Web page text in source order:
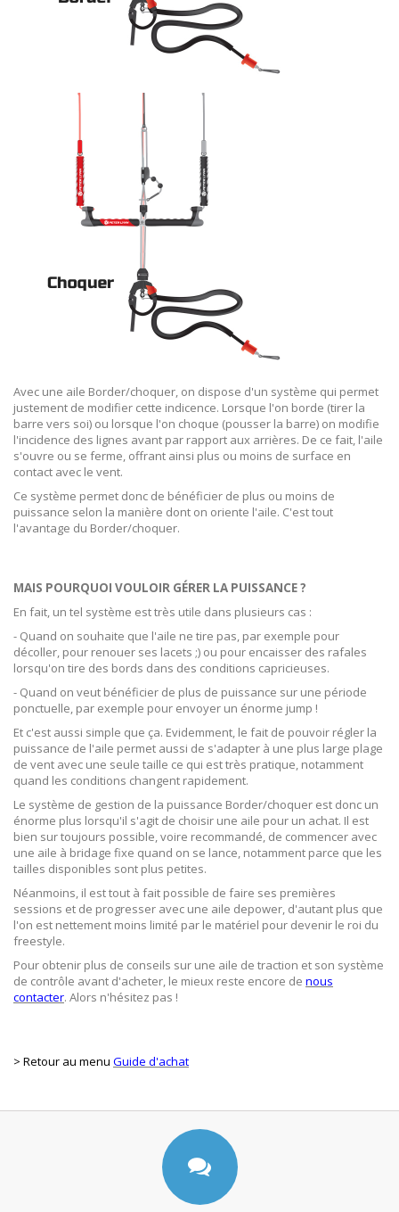
Avec une aile Border/choquer, on dispose d'un système qui permet
justement de modifier cette indicence. Lorsque l'on borde (tirer la
barre vers soi) ou lorsque l'on choque (pousser la barre) on modifie
l'incidence des lignes avant par rapport aux arrières. De ce fait, l'aile
s'ouvre ou se ferme, offrant ainsi plus ou moins de surface en
contact avec le vent.
Ce système permet donc de bénéficier de plus ou moins de
puissance selon la manière dont on oriente l'aile. C'est tout
l'avantage du Border/choquer.
MAIS POURQUOI VOULOIR GÉRER LA PUISSANCE ?
En fait, un tel système est très utile dans plusieurs cas :
- Quand on souhaite que l'aile ne tire pas, par exemple pour
décoller, pour renouer ses lacets ;) ou pour encaisser des rafales
lorsqu'on tire des bords dans des conditions capricieuses.
- Quand on veut bénéficier de plus de puissance sur une période
ponctuelle, par exemple pour envoyer un énorme jump !
Et c'est aussi simple que ça. Evidemment, le fait de pouvoir régler la
puissance de l'aile permet aussi de s'adapter à une plus large plage
de vent avec une seule taille ce qui est très pratique, notamment
quand les conditions changent rapidement.
Le système de gestion de la puissance Border/choquer est donc un
énorme plus lorsqu'il s'agit de choisir une aile pour un achat. Il est
bien sur toujours possible, voire recommandé, de commencer avec
une aile à bridage fixe quand on se lance, notamment parce que les
tailles disponibles sont plus petites.
Néanmoins, il est tout à fait possible de faire ses premières
sessions et de progresser avec une aile depower, d'autant plus que
l'on est nettement moins limité par le matériel pour devenir le roi du
freestyle.
Pour obtenir plus de conseils sur une aile de traction et son système
de contrôle avant d'acheter, le mieux reste encore de nous
contacter. Alors n'hésitez pas !
> Retour au menu Guide d'achat